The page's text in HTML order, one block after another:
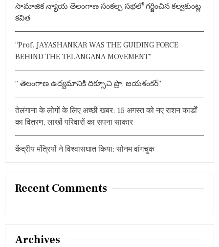
సామాజిక న్యాయ తెలంగాణ సంకల్ప సభలో గర్జించిన కల్వకుంట్ల
కవిత
“Prof. JAYASHANKAR WAS THE GUIDING FORCE
BEHIND THE TELANGANA MOVEMENT”
” తెలంగాణ ఉద్యమానికి దిక్సూచి ప్రొ. జయశంకర్”
तेलंगाना के लोगों के लिए अच्छी खबर: 15 अगस्त को नए राशन कार्डों
का वितरण, लाखों परिवारों का सपना साकार
केंद्रीय मंत्रियों ने विश्वासघात किया: सोनम वांगचुक
Recent Comments
Archives